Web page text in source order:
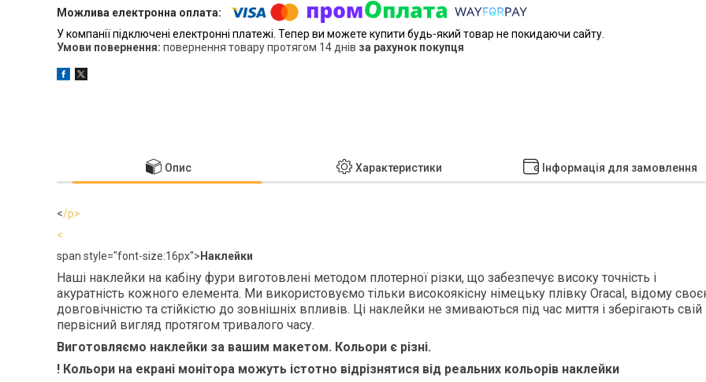
У компанії підключені електронні платежі. Тепер ви можете купити будь-який товар не покидаючи сайту.
повернення товару протягом 14 днів за рахунок покупця
Опис Характеристики Інформація для замовлення
</p>
<
span style="font-size:16px"> Наклейки
Наші наклейки на кабіну фури виготовлені методом плотерної різки, що забезпечує високу точність і
акуратність кожного елемента. Ми використовуємо тільки високоякісну німецьку плівку Oracal, відому
довговічністю та стійкістю до зовнішніх впливів. Ці наклейки не змиваються під час миття і зберігають свій
первісний вигляд протягом тривалого часу.
Виготовляємо наклейки за вашим макетом. Кольори є різні.
! Кольори на екрані монітора можуть істотно відрізнятися від реальних кольорів наклейки